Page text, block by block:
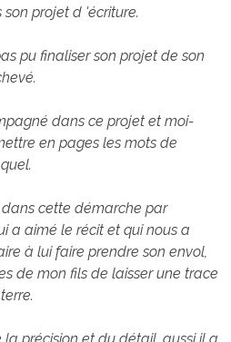
projet d 'écriture.
pu finaliser son projet de son
dans ce projet et moi-
en pages les mots de
cette démarche par
a aimé le récit et qui nous a
à lui faire prendre son envol,
de mon fils de laisser une trace
précision et du détail, aussi il a